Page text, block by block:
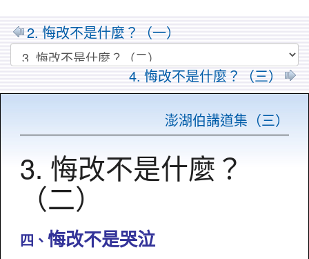
2. 悔改不是什麼？（一）
4. 悔改不是什麼？（三）
澎湖伯講道集（三）
3. 悔改不是什麼？
（二）
四、悔改不是哭泣